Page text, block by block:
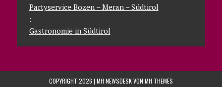
Partyservice Bozen – Meran – Südtirol
:
Gastronomie in Südtirol
COPYRIGHT 2026 | MH NEWSDESK VON MH THEMES